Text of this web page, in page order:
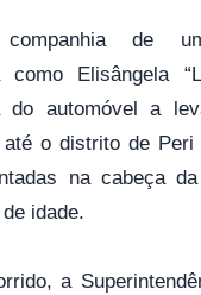
de
como Elisângela
do automóvel a
o distrito de Peri
na cabeça
idade.
a